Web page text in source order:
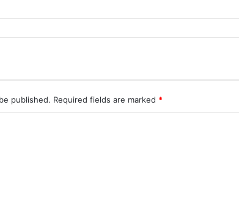
published. Required fields are marked *